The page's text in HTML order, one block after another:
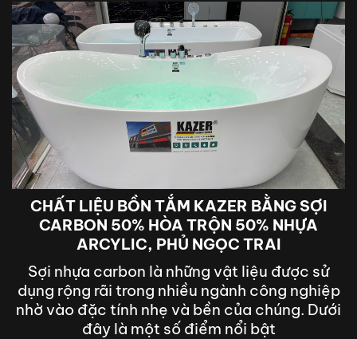
CHẤT LIỆU BỒN TẮM KAZER BẰNG SỢI
CARBON 50% HÒA TRỘN 50% NHỰA
ARCYLIC, PHỦ NGỌC TRAI
Sợi nhựa carbon là những vật liệu được sử
dụng rộng rãi trong nhiều ngành công nghiệp
nhờ vào đặc tính nhẹ và bền của chúng. Dưới
đây là một số điểm nổi bật